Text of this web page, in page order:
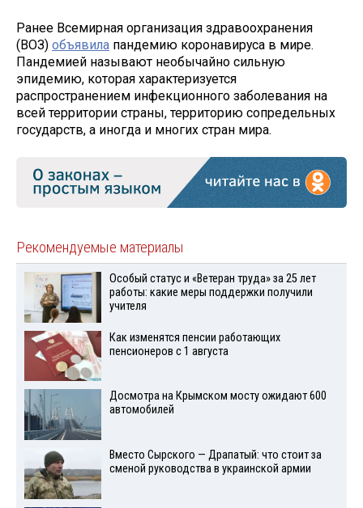
Ранее Всемирная организация здравоохранения
(ВОЗ) объявила пандемию коронавируса в мире.
Пандемией называют необычайно сильную
эпидемию, которая характеризуется
распространением инфекционного заболевания на
всей территории страны, территорию сопредельных
государств, а иногда и многих стран мира.
Рекомендуемые материалы
Особый статус и «Ветеран труда» за 25 лет
работы: какие меры поддержки получили
учителя
Как изменятся пенсии работающих
пенсионеров с 1 августа
Досмотра на Крымском мосту ожидают 600
автомобилей
Вместо Сырского — Драпатый: что стоит за
сменой руководства в украинской армии